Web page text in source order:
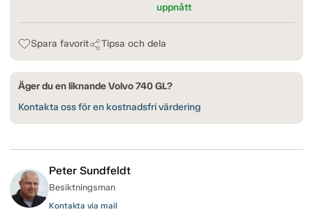
uppnått
Spara favorit Tipsa och dela
Äger du en liknande Volvo 740 GL?
Kontakta oss för en kostnadsfri värdering
Peter Sundfeldt
Besiktningsman
Kontakta via mail